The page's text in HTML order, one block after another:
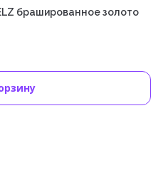
брашированное золото